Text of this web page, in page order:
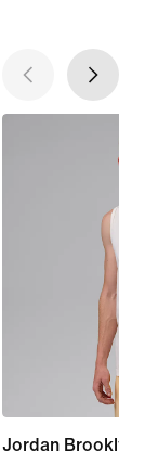
Jordan Brooklyn